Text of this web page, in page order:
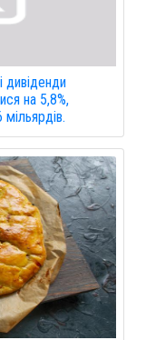
дивіденди
на 5,8%,